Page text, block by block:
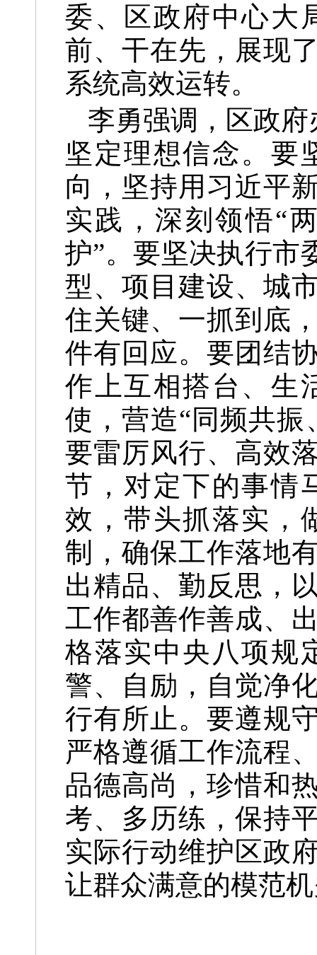
委、区政府中心大
前、干在先，展现
系统高效运转。
李勇强调，区政
坚定理想信念。要
向，坚持用习近平
实践，深刻领悟“
护”。要坚决执行市
型、项目建设、城
住关键、一抓到底
件有回应。要团结
作上互相搭台、生
使，营造“同频共
要雷厉风行、高效
节，对定下的事情
效，带头抓落实，
制，确保工作落地
出精品、勤反思，
工作都善作善成、
格落实中央八项规
警、自励，自觉净
行有所止。要遵规
严格遵循工作流程
品德高尚，珍惜和
考、多历练，保持
实际行动维护区政
让群众满意的模范